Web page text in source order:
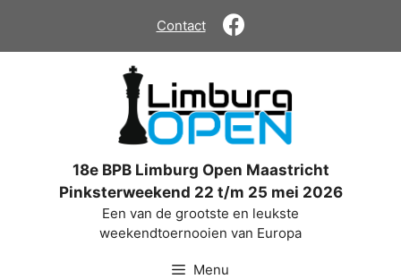
de
Contact
18e BPB Limburg Open Maastricht
Pinksterweekend 22 t/m 25 mei 2026
Een van de grootste en leukste
weekendtoernooien van Europa
Menu